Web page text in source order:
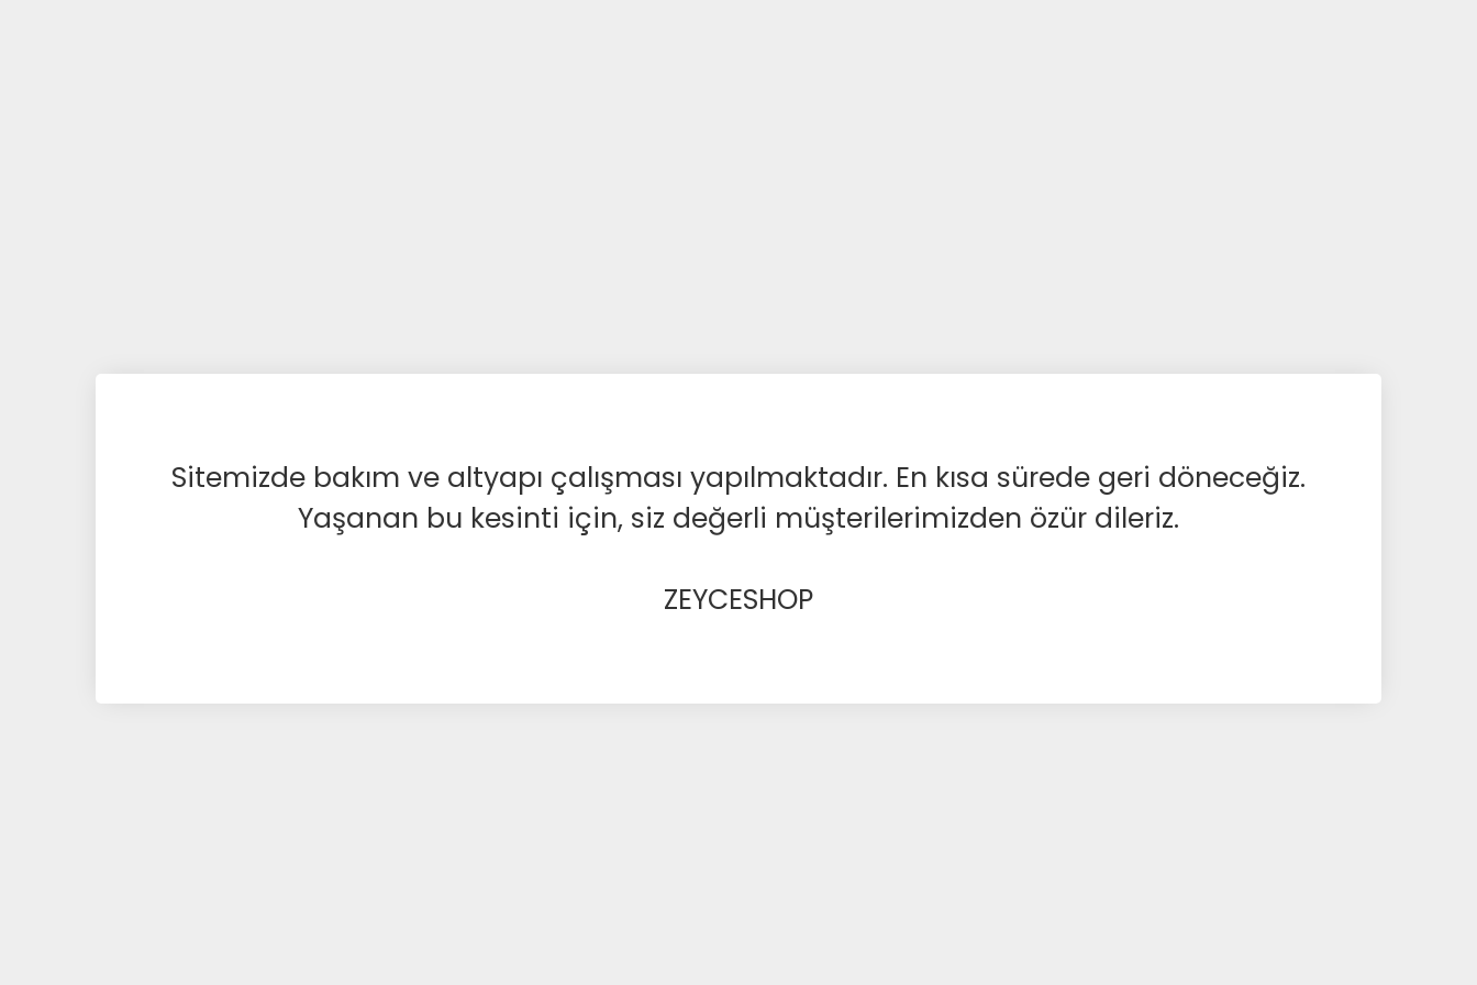
Sitemizde bakım ve altyapı çalışması yapılmaktadır. En kısa sürede geri döneceğiz.
Yaşanan bu kesinti için, siz değerli müşterilerimizden özür dileriz.
ZEYCESHOP